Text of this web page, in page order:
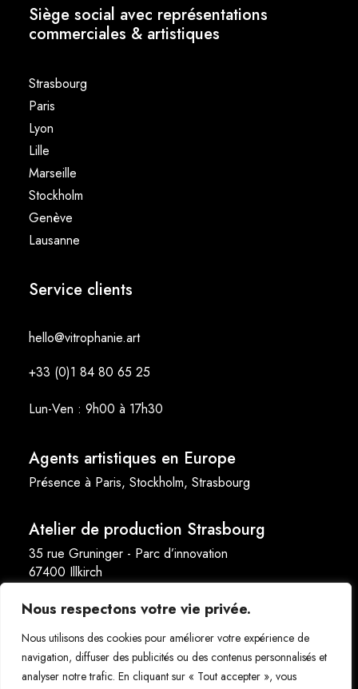
Nous respectons votre vie privée.
Nous utilisons des cookies pour améliorer votre expérience de
navigation, diffuser des publicités ou des contenus personnalisés et
analyser notre trafic. En cliquant sur « Tout accepter », vous
Siège social avec représentations
commerciales & artistiques
Strasbourg
Paris
Lyon
Lille
Marseille
Stockholm
Genève
Lausanne
Service clients
hello@vitrophanie.art
+33 (0)1 84 80 65 25
Lun-Ven : 9h00 à 17h30
Agents artistiques en Europe
Présence à Paris, Stockholm, Strasbourg
Atelier de production Strasbourg
35 rue Gruninger - Parc d’innovation
67400 Illkirch
Copyright 2026 vitrophanie.art